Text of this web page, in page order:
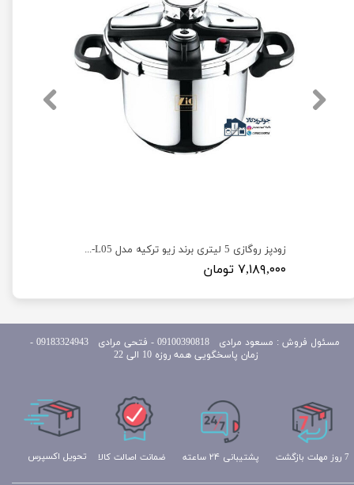
زودپز روگازی 5 لیتری برند زیو ترکیه مدل ZPC-1653-L05
۷,۱۸۹,۰۰۰ تومان
تحویل اکسپرس پشتیبانی ۲۴ ساعته 7 روز مهلت بازگشت ضمانت اصالت کالا
مسئول
فروش : مسعود مرادی 09100390818​​​​​​​ ​​​​​​​- فتحی مرادی 09183324943 -
زمان پاسخگویی همه روزه 10 الی 22